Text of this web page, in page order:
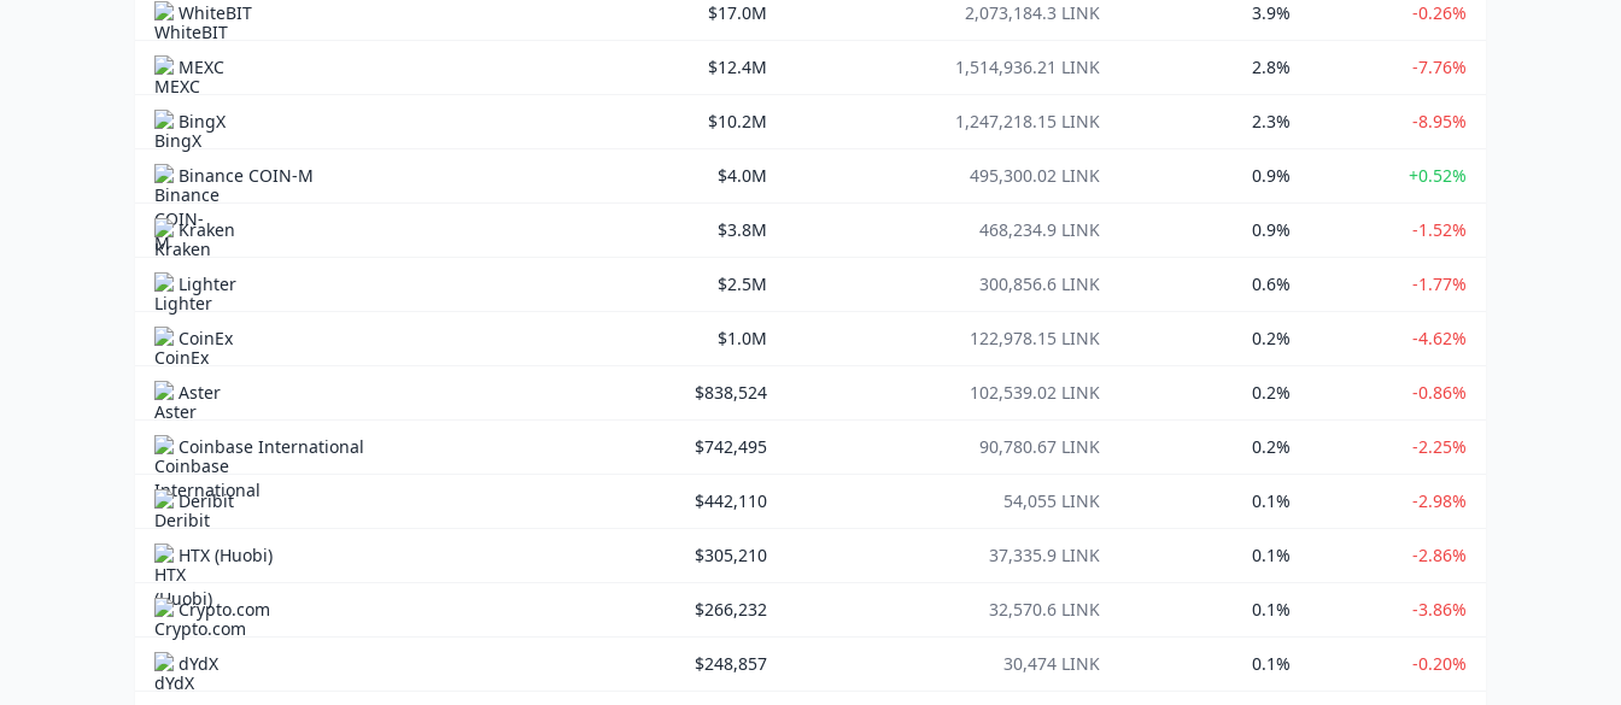
WhiteBIT $17.0M 2,073,184.3 LINK 3.9% -0.26%
MEXC $12.4M 1,514,936.21 LINK 2.8% -7.76%
BingX $10.2M 1,247,218.15 LINK 2.3% -8.95%
Binance COIN-M $4.0M 495,300.02 LINK 0.9% +0.52%
Kraken $3.8M 468,234.9 LINK 0.9% -1.52%
Lighter $2.5M 300,856.6 LINK 0.6% -1.77%
CoinEx $1.0M 122,978.15 LINK 0.2% -4.62%
Aster $838,524 102,539.02 LINK 0.2% -0.86%
Coinbase International $742,495 90,780.67 LINK 0.2% -2.25%
Deribit $442,110 54,055 LINK 0.1% -2.98%
HTX (Huobi) $305,210 37,335.9 LINK 0.1% -2.86%
Crypto.com $266,232 32,570.6 LINK 0.1% -3.86%
dYdX $248,857 30,474 LINK 0.1% -0.20%